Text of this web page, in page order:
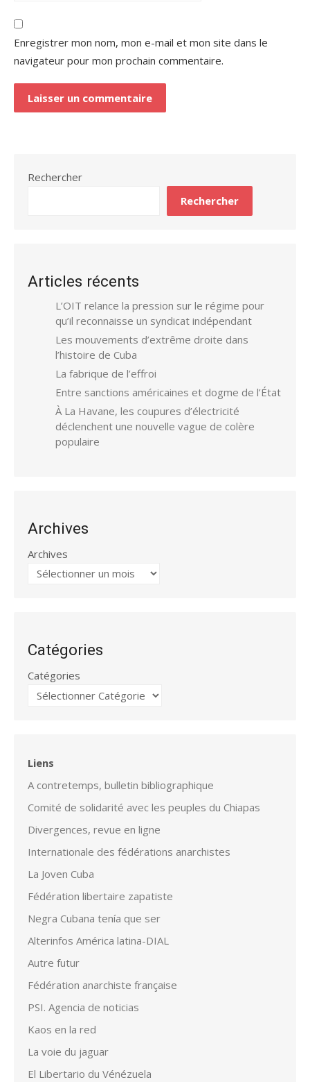
Enregistrer mon nom, mon e-mail et mon site dans le
navigateur pour mon prochain commentaire.
Rechercher
Rechercher
Articles récents
L’OIT relance la pression sur le régime pour
qu’il reconnaisse un syndicat indépendant
Les mouvements d’extrême droite dans
l’histoire de Cuba
La fabrique de l’effroi
Entre sanctions américaines et dogme de l’État
À La Havane, les coupures d’électricité
déclenchent une nouvelle vague de colère
populaire
Archives
Archives
Catégories
Catégories
Liens
A contretemps, bulletin bibliographique
Comité de solidarité avec les peuples du Chiapas
Divergences, revue en ligne
Internationale des fédérations anarchistes
La Joven Cuba
Fédération libertaire zapatiste
Negra Cubana tenía que ser
Alterinfos América latina-DIAL
Autre futur
Fédération anarchiste française
PSI. Agencia de noticias
Kaos en la red
La voie du jaguar
El Libertario du Vénézuela